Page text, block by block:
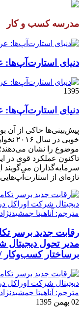
مدرسه کسب و کار
دنیای
1395
دنیای
پیش‌بینی‌ها حاکی از آن
خوبی
موضوع را نشان
تاکنون عملکرد قوی در
سرمایه‌گذاران می‌گویند
تازه‌ای از
رقابت جدید برسر
مدیر تحول دیجیتال
برساختار کسب‌وکار /
02 بهمن 1395